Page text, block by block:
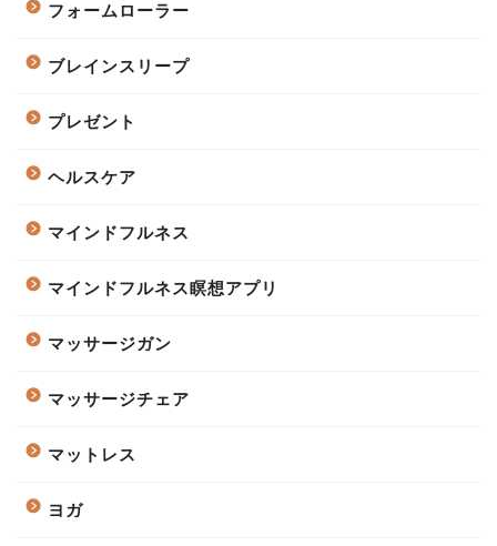
フォームローラー
ブレインスリープ
プレゼント
ヘルスケア
マインドフルネス
マインドフルネス瞑想アプリ
マッサージガン
マッサージチェア
マットレス
ヨガ